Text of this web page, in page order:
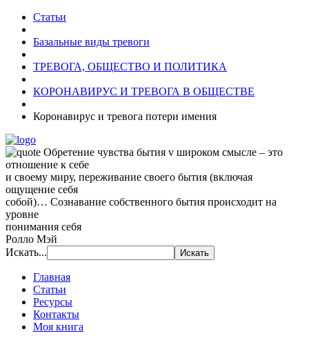
Статьи
Базальные виды тревоги
ТРЕВОГА, ОБЩЕСТВО И ПОЛИТИКА
КОРОНАВИРУС И ТРЕВОГА В ОБЩЕСТВЕ
Коронавирус и тревога потери имения
Обретение чувства бытия v широком смысле – это
отношение к себе
и своему миру, переживание своего бытия (включая
ощущение себя
собой)… Сознавание собственного бытия происходит на
уровне
понимания себя
Ролло Мэй
Искать...
Главная
Статьи
Ресурсы
Контакты
Моя книга